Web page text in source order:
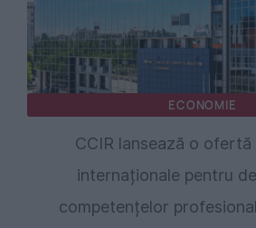
ECONOMIE
CCIR lansează o
internaționale pentru
competențelor